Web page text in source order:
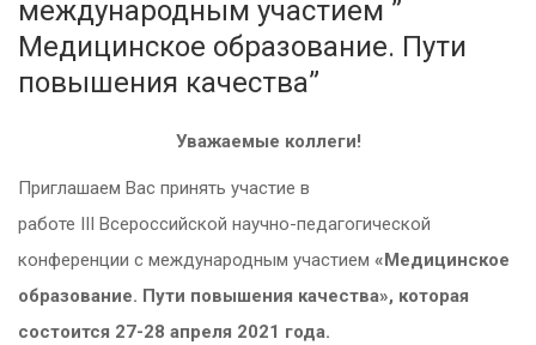
международным участием ”
Медицинское образование. Пути
повышения качества”
Уважаемые коллеги!
Приглашаем Вас принять участие в
работе III Всероссийской научно-педагогической
конференции с международным участием «Медицинское
образование. Пути повышения качества», которая
состоится 27-28 апреля 2021 года.